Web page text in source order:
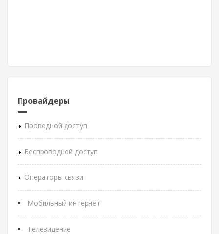
Провайдеры
Проводной доступ
Беспроводной доступ
Операторы связи
Мобильный интернет
Телевидение